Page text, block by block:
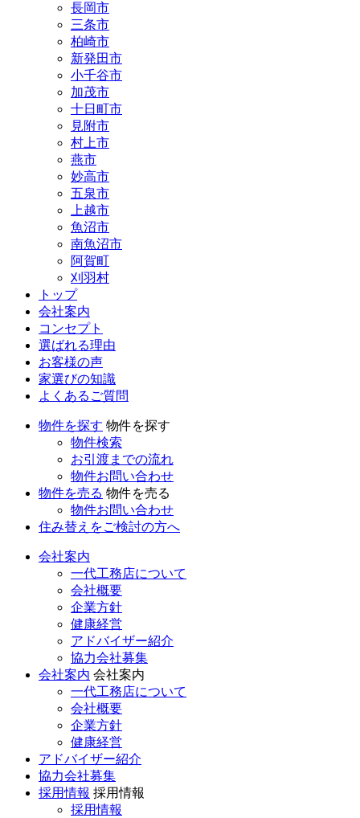
長岡市
三条市
柏崎市
新発田市
小千谷市
加茂市
十日町市
見附市
村上市
燕市
妙高市
五泉市
上越市
魚沼市
南魚沼市
阿賀町
刈羽村
トップ
会社案内
コンセプト
選ばれる理由
お客様の声
家選びの知識
よくあるご質問
物件を探す 物件を探す
物件検索
お引渡までの流れ
物件お問い合わせ
物件を売る 物件を売る
物件お問い合わせ
住み替えをご検討の方へ
会社案内
一代工務店について
会社概要
企業方針
健康経営
アドバイザー紹介
協力会社募集
会社案内 会社案内
一代工務店について
会社概要
企業方針
健康経営
アドバイザー紹介
協力会社募集
採用情報 採用情報
採用情報